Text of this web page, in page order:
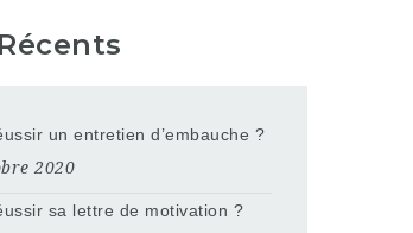
un entretien d’embauche ?
2020
sa lettre de motivation ?